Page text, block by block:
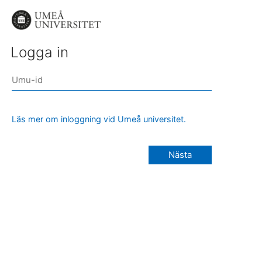
Logga in
Läs mer om inloggning vid Umeå universitet.
Nästa